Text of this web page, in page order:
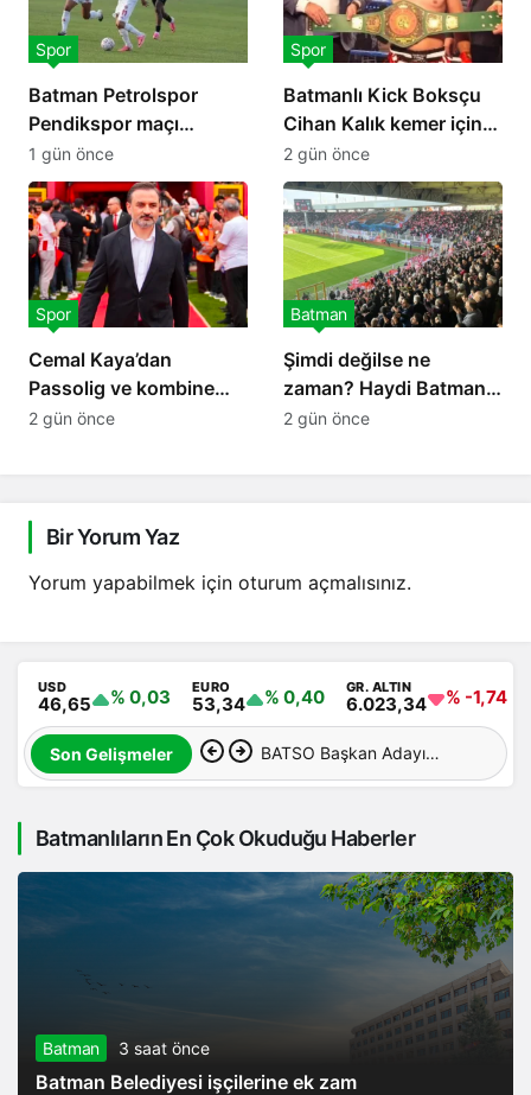
Batman Petrolspor
Pendikspor maçı
hakemi açıklandı
Spor
1 gün önce
Batmanlı Kick Boksçu
Cihan Kalık kemer için
ringe çıkıyor
Spor
2 gün önce
Cemal Kaya’dan
Passolig ve kombine
çağrısı
Spor
2 gün önce
Şimdi değilse ne
zaman? Haydi Batman,
Petrolspor’a sahip çık!
Batman
2 gün önce
Bir Yorum Yaz
Yorum yapabilmek için oturum açmalısınız.
USD
46,65 % 0,03 EURO
53,34 % 0,40 GR. ALTIN
6.023,34 % -1,74
Son Gelişmeler BATSO Başkan Adayı
yoğun saha mesaisi
Batmanlıların En Çok Okuduğu Haberler
Batman 3 saat önce
Batman Belediyesi işçilerine ek zam